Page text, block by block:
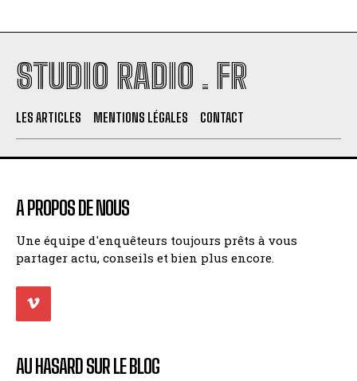
STUDIO RADIO . FR
LES ARTICLES MENTIONS LÉGALES CONTACT
A PROPOS DE NOUS
Une équipe d'enquêteurs toujours prêts à vous
partager actu, conseils et bien plus encore.
AU HASARD SUR LE BLOG